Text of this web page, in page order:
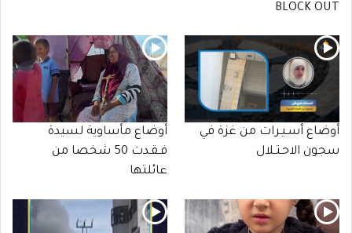
BLOCK OUT
أوضاع أسـيـرات من غزة في
سجون الاحـتـلال
أوضاع مأساوية لسيدة
فـقـدت 50 شخصا من
عائلتها